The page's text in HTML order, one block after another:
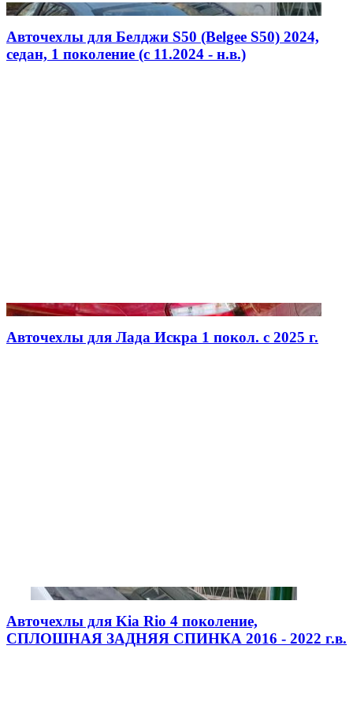
Авточехлы для Белджи S50 (Belgee S50) 2024,
седан, 1 поколение (c 11.2024 - н.в.)
Авточехлы для Лада Искра 1 покол. с 2025 г.
Авточехлы для Kia Rio 4 поколение,
СПЛОШНАЯ ЗАДНЯЯ СПИНКА 2016 - 2022 г.в.